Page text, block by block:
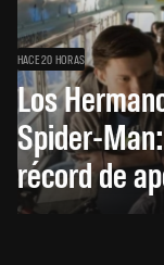
HACE 20 HORAS
Los
Spider-
récord de